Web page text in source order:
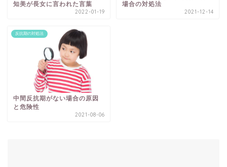
知美が長女に言われた言葉
2022-01-19
場合の対処法
2021-12-14
反抗期の対処法
中間反抗期がない場合の原因
と危険性
2021-08-06